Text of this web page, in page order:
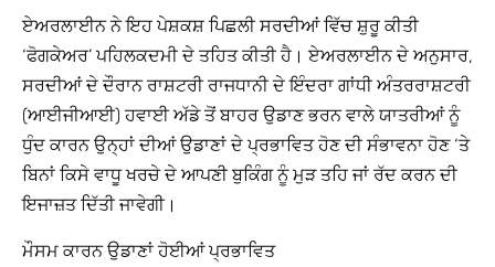
ਏਅਰਲਾਈਨ ਨੇ ਇਹ ਪੇਸ਼ਕਸ਼ ਪਿਛਲੀ ਸਰਦੀਆਂ ਵਿੱਚ ਸ਼ੁਰੂ ਕੀਤੀ
‘ਫੋਗਕੇਅਰ’ ਪਹਿਲਕਦਮੀ ਦੇ ਤਹਿਤ ਕੀਤੀ ਹੈ। ਏਅਰਲਾਈਨ ਦੇ ਅਨੁਸਾਰ,
ਸਰਦੀਆਂ ਦੇ ਦੌਰਾਨ ਰਾਸ਼ਟਰੀ ਰਾਜਧਾਨੀ ਦੇ ਇੰਦਰਾ ਗਾਂਧੀ ਅੰਤਰਰਾਸ਼ਟਰੀ
(ਆਈਜੀਆਈ) ਹਵਾਈ ਅੱਡੇ ਤੋਂ ਬਾਹਰ ਉਡਾਣ ਭਰਨ ਵਾਲੇ ਯਾਤਰੀਆਂ ਨੂੰ
ਧੁੰਦ ਕਾਰਨ ਉਨ੍ਹਾਂ ਦੀਆਂ ਉਡਾਣਾਂ ਦੇ ਪ੍ਰਭਾਵਿਤ ਹੋਣ ਦੀ ਸੰਭਾਵਨਾ ਹੋਣ ‘ਤੇ
ਬਿਨਾਂ ਕਿਸੇ ਵਾਧੂ ਖਰਚੇ ਦੇ ਆਪਣੀ ਬੁਕਿੰਗ ਨੂੰ ਮੁੜ ਤਹਿ ਜਾਂ ਰੱਦ ਕਰਨ ਦੀ
ਇਜਾਜ਼ਤ ਦਿੱਤੀ ਜਾਵੇਗੀ।
ਮੌਸਮ ਕਾਰਨ ਉਡਾਣਾਂ ਹੋਈਆਂ ਪ੍ਰਭਾਵਿਤ